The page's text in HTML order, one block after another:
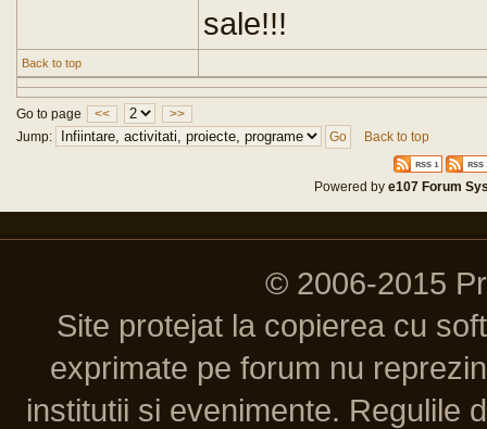
sale!!!
Back to top
Go to page <<
>>
Jump:
Back to top
Powered bye107 Forum
© 2006-2015
Site protejat la copierea cu
exprimate pe forum nu
institutii si evenimente. Regulile